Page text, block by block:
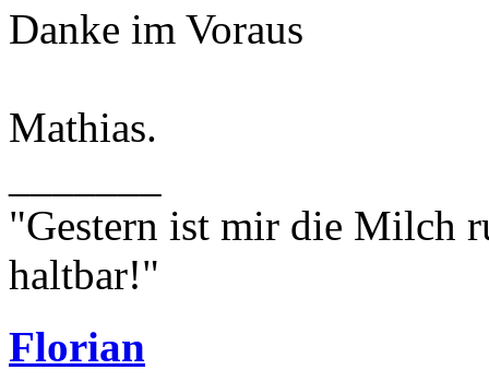
Danke im Voraus
Mathias.
"Gestern ist mir die Milch
haltbar!"
Florian